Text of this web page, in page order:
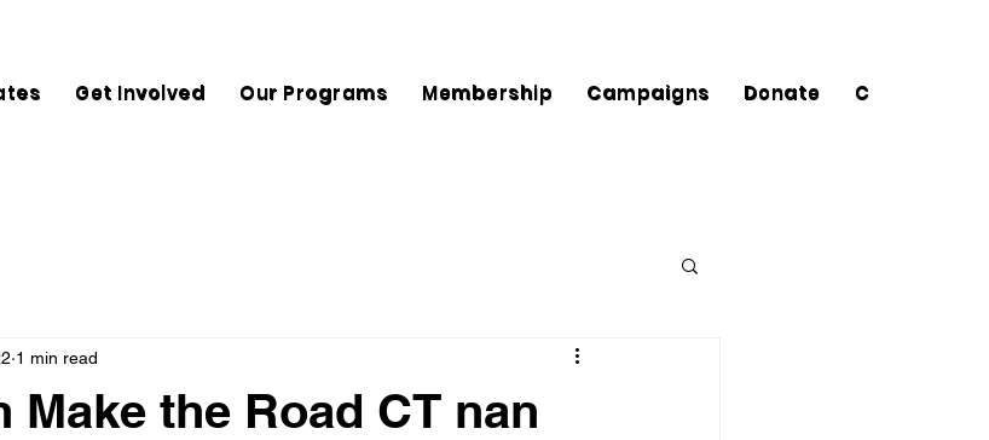
Get Involved Our Programs Membership Campaigns Donate Contact
Make the Road CT nan
1 min read